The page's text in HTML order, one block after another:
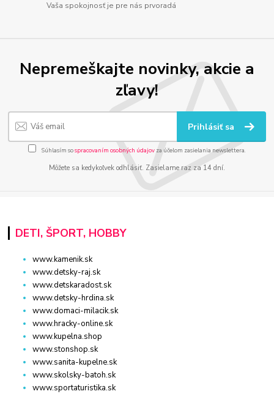
Vaša spokojnosť je pre nás prvoradá
Nepremeškajte novinky, akcie a
zľavy!
Prihlásiť sa
Súhlasím sospracovaním osobných údajov za účelom zasielania newslettera.
Môžete sa kedykoľvek odhlásiť. Zasielame raz za 14 dní.
DETI, ŠPORT, HOBBY
www.kamenik.sk
www.detsky-raj.sk
www.detskaradost.sk
www.detsky-hrdina.sk
www.domaci-milacik.sk
www.hracky-online.sk
www.kupelna.shop
www.stonshop.sk
www.sanita-kupelne.sk
www.skolsky-batoh.sk
www.sportaturistika.sk